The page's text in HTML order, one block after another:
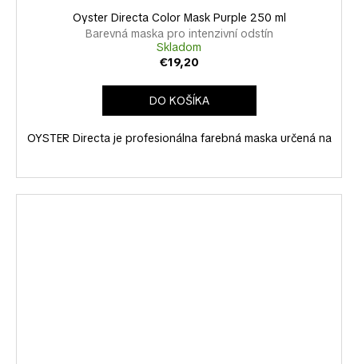
Oyster Directa Color Mask Purple 250 ml
Barevná maska pro intenzivní odstín
Skladom
€19,20
DO KOŠÍKA
OYSTER Directa je profesionálna farebná maska určená na